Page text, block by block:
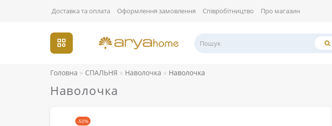
Доставка та оплата Оформлення замовлення Співробітництво Про магазин
Головна СПАЛЬНЯ Наволочка Наволочка
Наволочка
-50%